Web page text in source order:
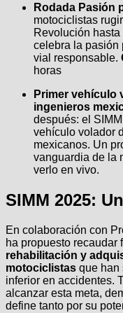
Rodada Pasión
motociclistas
Revolución
celebra la pasión
vial responsable.
horas
Primer vehículo
ingenieros
después: el
vehículo volador
mexicanos. Un
vanguardia de la
verlo en vivo.
SIMM 2025:
En colaboración con
ha propuesto recaudar
rehabilitación y
motociclistas que han
inferior en accidentes.
alcanzar esta meta,
define tanto por su